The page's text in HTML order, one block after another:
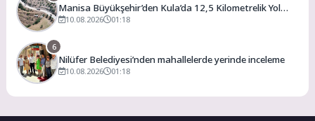
Manisa Büyükşehir’den Kula’da 12,5 Kilometrelik Yol
Hamlesi
10.08.2026 01:18
6
Nilüfer Belediyesi’nden mahallelerde yerinde inceleme
10.08.2026 01:18